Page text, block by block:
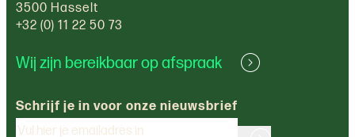
3500 Hasselt
+32 (0) 11 22 50 73
Wij zijn bereikbaar op afspraak
Schrijf je in voor onze nieuwsbrief